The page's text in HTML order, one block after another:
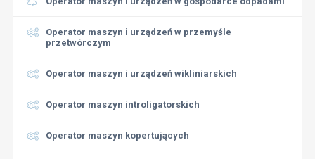
Operator maszyn i urządzeń w przemyśle
przetwórczym
Operator maszyn i urządzeń wikliniarskich
Operator maszyn introligatorskich
Operator maszyn kopertujących